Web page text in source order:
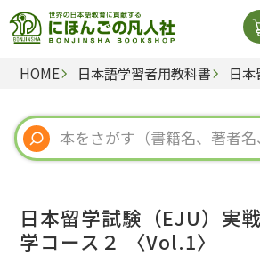
日
視聴
教師
HOME 日本語学習者用教科書 日
日本留学試験（EJU）実
学コース２ 〈Vol.1〉